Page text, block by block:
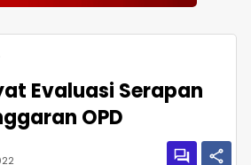
Evaluasi Serapan
OPD